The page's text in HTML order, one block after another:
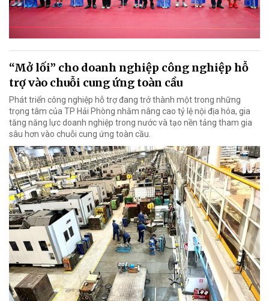
“Mở lối” cho doanh nghiệp công nghiệp hỗ
trợ vào chuỗi cung ứng toàn cầu
Phát triển công nghiệp hỗ trợ đang trở thành một trong những
trọng tâm của TP Hải Phòng nhằm nâng cao tỷ lệ nội địa hóa, gia
tăng năng lực doanh nghiệp trong nước và tạo nền tảng tham gia
sâu hơn vào chuỗi cung ứng toàn cầu.